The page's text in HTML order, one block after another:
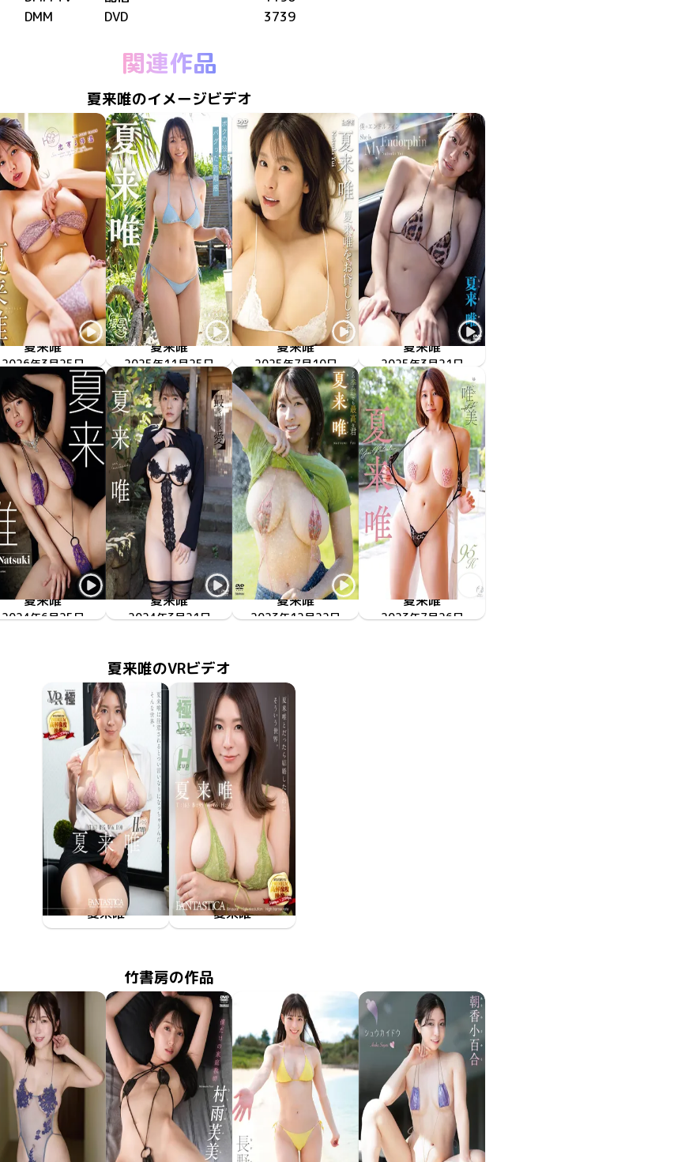
DMM
DVD 3739
関連作品
夏来唯のイメージビデオ
夏来唯
恋する体温
MMR-AZ604
2026年3月25日
夏来唯
ボクの彼女のバグった距離感
OME-682
2025年11月25日
夏来唯
夏来唯をお貸しします。
LCDV-41362
2025年7月10日
夏来唯
僕のエンドルフィン
TSDS-42942
2025年3月21日
夏来唯
タワワのススメ
OME-581
2024年6月25日
夏来唯
最愛シーケンス
GUILD-279
2024年3月21日
夏来唯
どの季節でも最高な君
TSDS-42770
2023年12月22日
夏来唯
唯美
MMR-AZ323
2023年7月26日
夏来唯のVRビデオ
夏来唯
夏来唯は注意されるとつい言いなりになっちゃうんだ、そんな世界。
FAKWM-123
2026年3月6日
夏来唯
夏来唯とだったら結婚したいのに、そういう世界。
FAKWM-121
2026年2月6日
竹書房の作品